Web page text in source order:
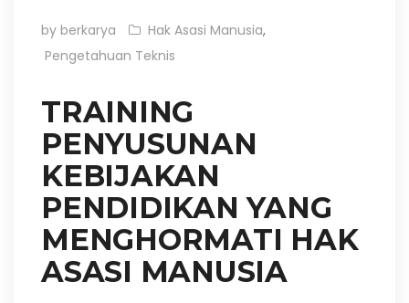
by berkarya Hak Asasi Manusia,
Pengetahuan Teknis
TRAINING
PENYUSUNAN
KEBIJAKAN
PENDIDIKAN YANG
MENGHORMATI HAK
ASASI MANUSIA